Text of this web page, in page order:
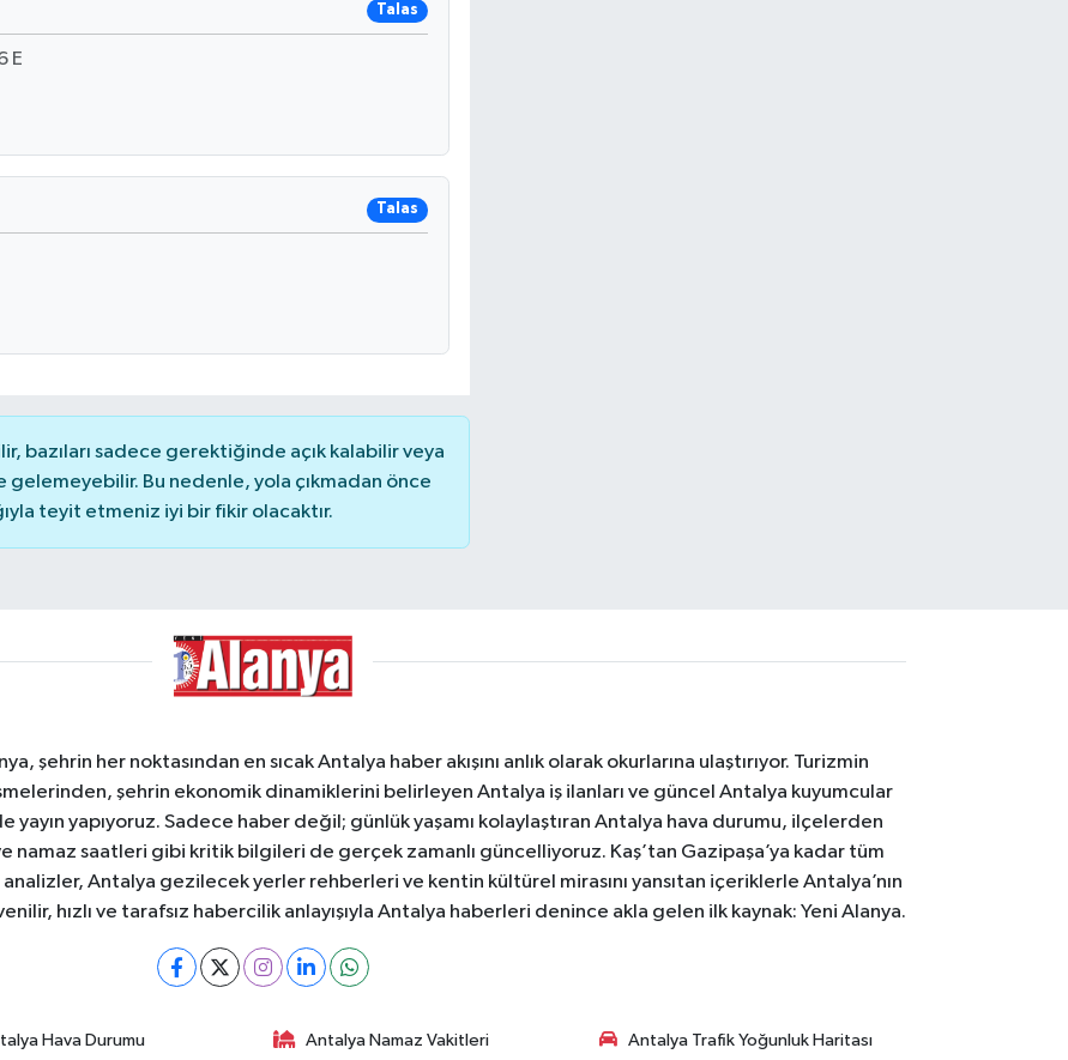
Talas
E
Talas
bazıları sadece gerektiğinde açık kalabilir veya
Bu nedenle, yola çıkmadan önce
teyit etmeniz iyi bir fikir olacaktır.
şehrin her noktasından en sıcak Antalya haber akışını anlık olarak okurlarına ulaştırıyor. Turizmin
şehrin ekonomik dinamiklerini belirleyen Antalya iş ilanları ve güncel Antalya kuyumcular
yayın yapıyoruz. Sadece haber değil; günlük yaşamı kolaylaştıran Antalya hava durumu, ilçelerden
namaz saatleri gibi kritik bilgileri de gerçek zamanlı güncelliyoruz. Kaş’tan Gazipaşa’ya kadar tüm
Antalya gezilecek yerler rehberleri ve kentin kültürel mirasını yansıtan içeriklerle Antalya’nın
hızlı ve tarafsız habercilik anlayışıyla Antalya haberleri denince akla gelen ilk kaynak: Yeni Alanya.
Hava Durumu Antalya Namaz Vakitleri Antalya Trafik Yoğunluk Haritası